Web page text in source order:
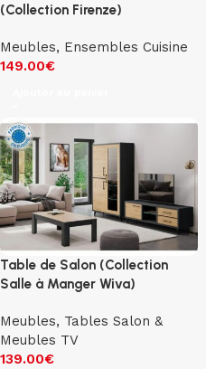
(Collection Firenze)
Meubles, Ensembles Cuisine
149.00€
Table de Salon (Collection
Salle à Manger Wiva)
Meubles, Tables Salon &
Meubles TV
139.00€